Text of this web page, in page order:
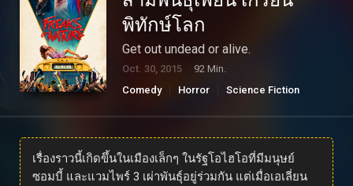
พิทักษ์โลก
Get out undead or alive.
Oct. 30, 2015
92 Min.
Comedy
Horror Science Fiction
เรื่องราวนี้เกิดขึ้นในเมืองเล็กๆ ในรัฐโอไฮโอที่มีมนุษย์
ซอมบี้ และแวมไพร์ 3 เผ่าพันธุ์อยู่ร่วมกัน แต่เมื่อเอเลี่ยน